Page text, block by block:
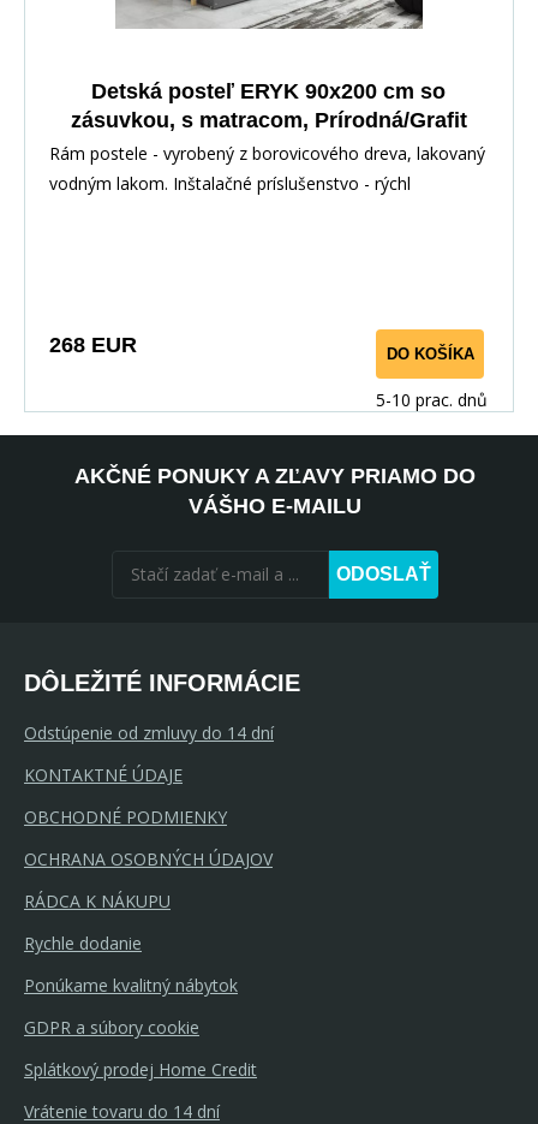
Detská posteľ ERYK 90x200 cm so
zásuvkou, s matracom, Prírodná/Grafit
Rám postele - vyrobený z borovicového dreva, lakovaný
vodným lakom. Inštalačné príslušenstvo - rýchl
268 EUR DO KOŠÍKA
5-10 prac. dnů
AKČNÉ PONUKY A ZĽAVY PRIAMO DO
VÁŠHO E-MAILU
ODOSLAŤ
DÔLEŽITÉ INFORMÁCIE
Odstúpenie od zmluvy do 14 dní
KONTAKTNÉ ÚDAJE
OBCHODNÉ PODMIENKY
OCHRANA OSOBNÝCH ÚDAJOV
RÁDCA K NÁKUPU
Rychle dodanie
Ponúkame kvalitný nábytok
GDPR a súbory cookie
Splátkový prodej Home Credit
Vrátenie tovaru do 14 dní